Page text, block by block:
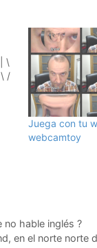
| \
\ /
Juega con tu
webcamtoy
no hable inglés ?
en el norte norte